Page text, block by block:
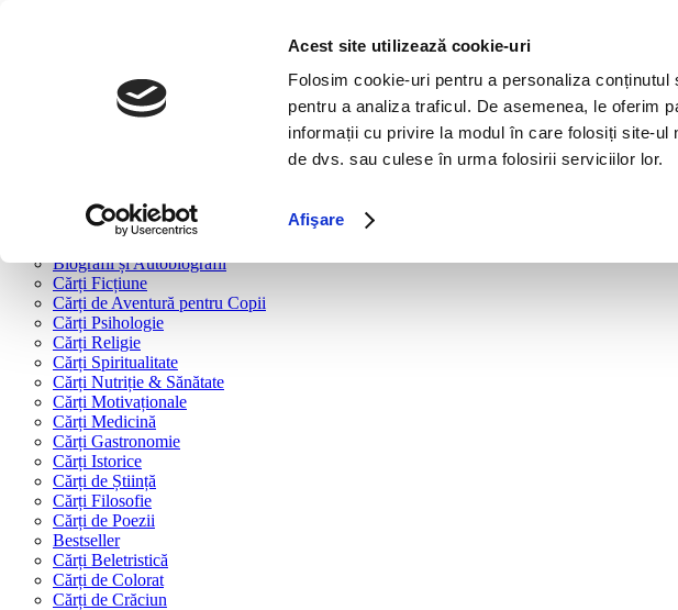
Acest site utilizează cookie-uri
Folosim cookie-uri pentru a personaliza
pentru a analiza traficul. De asemenea, le oferim
informații cu privire la modul în care folosiți site-
de dvs. sau culese în urma folosirii serviciilor lor.
Afişare
Cărți după tipologie
Cărți Dezvoltare Personală
Cărți Familie & Cuplu
Biografii și Autobiografii
Cărți Ficțiune
Cărți de Aventură pentru Copii
Cărți Psihologie
Cărți Religie
Cărți Spiritualitate
Cărți Nutriție & Sănătate
Cărți Motivaționale
Cărți Medicină
Cărți Gastronomie
Cărți Istorice
Cărți de Știință
Cărți Filosofie
Cărți de Poezii
Bestseller
Cărți Beletristică
Cărți de Colorat
Cărți de Crăciun